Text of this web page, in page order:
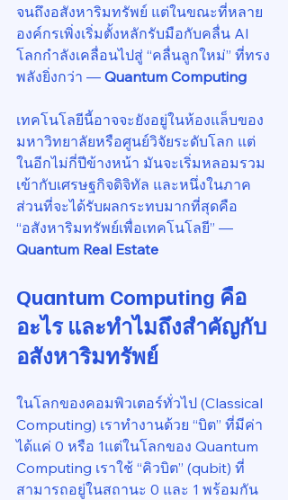
จนถึงอสังหาริมทรัพย์ แต่ในขณะที่หลาย
องค์กรเพิ่งเริ่มตั้งหลักรับมือกับคลื่น AI
โลกกำลังเคลื่อนไปสู่ “คลื่นลูกใหม่” ที่ทรง
พลังยิ่งกว่า — Quantum Computing
เทคโนโลยีนี้อาจจะยังอยู่ในห้องแล็บของ
มหาวิทยาลัยหรือศูนย์วิจัยระดับโลก แต่
ในอีกไม่กี่ปีข้างหน้า มันจะเริ่มหลอมรวม
เข้ากับเศรษฐกิจดิจิทัล และหนึ่งในภาค
ส่วนที่จะได้รับผลกระทบมากที่สุดคือ
“อสังหาริมทรัพย์เพื่อเทคโนโลยี” —
Quantum Real Estate
Quantum Computing คือ
อะไร และทำไมถึงสำคัญกับ
อสังหาริมทรัพย์
ในโลกของคอมพิวเตอร์ทั่วไป (Classical
Computing) เราทำงานด้วย “บิต” ที่มีค่า
ได้แค่ 0 หรือ 1แต่ในโลกของ Quantum
Computing เราใช้ “คิวบิต” (qubit) ที่
สามารถอยู่ในสถานะ 0 และ 1 พร้อมกัน